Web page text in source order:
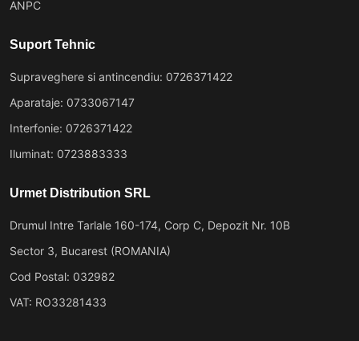
ANPC
Suport Tehnic
Supraveghere si antincendiu: 0726371422
Aparataje: 0733067147
Interfonie: 0726371422
Iluminat: 0723883333
Urmet Distribution SRL
Drumul Intre Tarlale 160-174, Corp C, Depozit Nr. 10B
Sector 3, Bucarest (ROMANIA)
Cod Postal: 032982
VAT: RO33281433